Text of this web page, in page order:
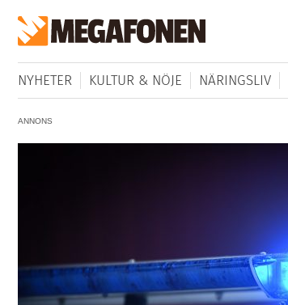
NYHETER KULTUR & NÖJE NÄRINGSLIV
ANNONS